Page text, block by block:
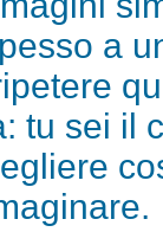
a
tu sei il